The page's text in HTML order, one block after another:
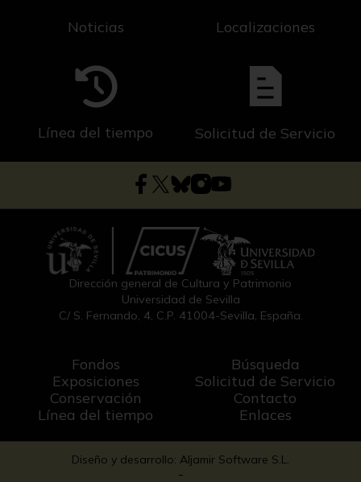
Noticias Localizaciones
Línea del tiempo Solicitud de Servicio
Dirección general de Cultura y Patrimonio
Universidad de Sevilla
C/ S. Fernando, 4, C.P. 41004-Sevilla, España.
Fondos
Exposiciones
Conservación
Línea del tiempo
Búsqueda
Solicitud de Servicio
Contacto
Enlaces
Diseño y desarrollo: Aljamir Software S.L.
-